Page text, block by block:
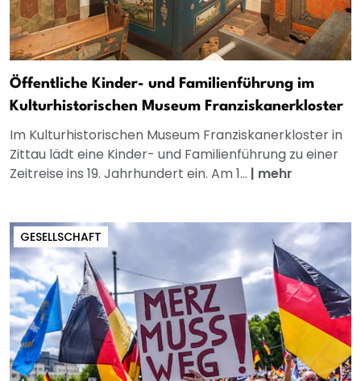
Öffentliche Kinder- und Familienführung im
Kulturhistorischen Museum Franziskanerkloster
Im Kulturhistorischen Museum Franziskanerkloster in
Zittau lädt eine Kinder- und Familienführung zu einer
Zeitreise ins 19. Jahrhundert ein. Am 1... | mehr
GESELLSCHAFT